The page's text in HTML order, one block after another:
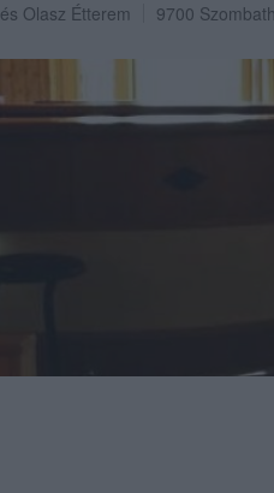
és Olasz Étterem 9700